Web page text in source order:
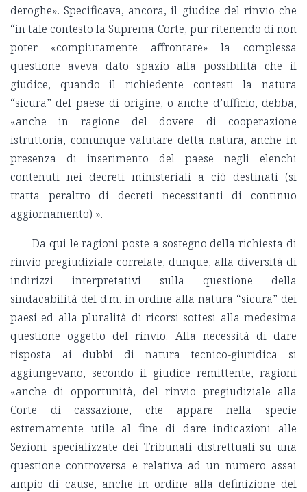
deroghe». Specificava, ancora, il giudice del rinvio che
“in tale contesto la Suprema Corte, pur ritenendo di non
poter «compiutamente affrontare» la complessa
questione aveva dato spazio alla possibilità che il
giudice, quando il richiedente contesti la natura
“sicura” del paese di origine, o anche d’ufficio, debba,
«anche in ragione del dovere di cooperazione
istruttoria, comunque valutare detta natura, anche in
presenza di inserimento del paese negli elenchi
contenuti nei decreti ministeriali a ciò destinati (si
tratta peraltro di decreti necessitanti di continuo
aggiornamento) ».
Da qui le ragioni poste a sostegno della richiesta di
rinvio pregiudiziale correlate, dunque, alla diversità di
indirizzi interpretativi sulla questione della
sindacabilità del d.m. in ordine alla natura “sicura” dei
paesi ed alla pluralità di ricorsi sottesi alla medesima
questione oggetto del rinvio. Alla necessità di dare
risposta ai dubbi di natura tecnico-giuridica si
aggiungevano, secondo il giudice remittente, ragioni
«anche di opportunità, del rinvio pregiudiziale alla
Corte di cassazione, che appare nella specie
estremamente utile al fine di dare indicazioni alle
Sezioni specializzate dei Tribunali distrettuali su una
questione controversa e relativa ad un numero assai
ampio di cause, anche in ordine alla definizione del